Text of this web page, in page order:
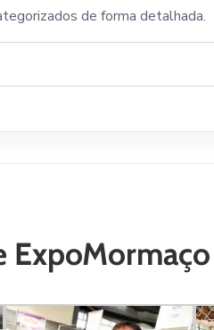
de forma detalhada.
ExpoMormaço